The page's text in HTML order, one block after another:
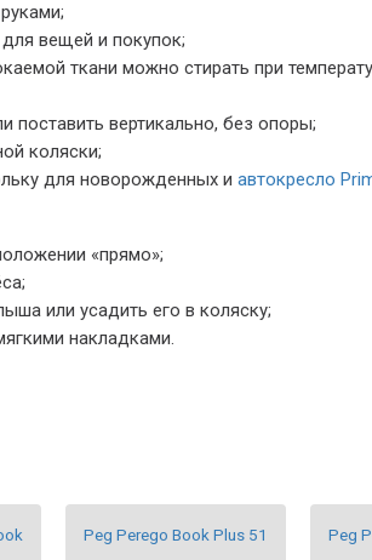
вещей и покупок;
ткани можно стирать при
вертикально, без опоры;
коляски;
для новорожденных и автокресло
«прямо»;
или усадить его в коляску;
накладками.
Peg Perego Book Plus 51 Peg